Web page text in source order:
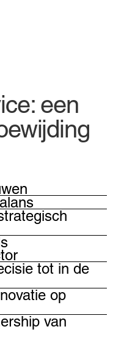
een
tot in de
op
van